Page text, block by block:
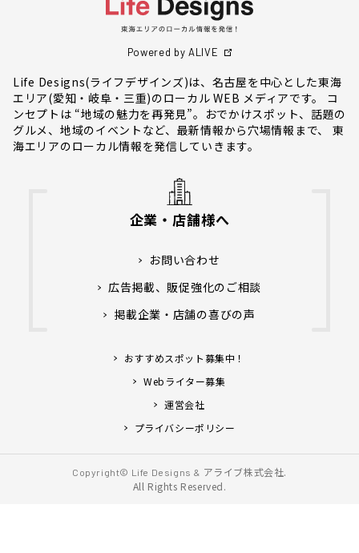
Powered by ALIVE
Life Designs(ライフデザインズ)は、名古屋を中心とした東海
エリア(愛知・岐阜・三重)のローカル WEB メディアです。 コ
ンセプトは “地域の魅力を再発見”。おでかけスポット、話題の
グルメ、地域のイベントなど、最新情報から穴場情報まで、 東
海エリアのローカル情報を発信していきます。
企業・店舗様へ
お問い合わせ
広告掲載、販促強化のご相談
掲載企業・店舗の喜びの声
おすすめスポット募集中！
Webライター募集
運営会社
プライバシーポリシー
Copyright© Life Designs & アライブ株式会社.
All Rights Reserved.